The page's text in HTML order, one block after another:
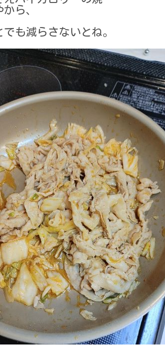
ら、
でも減らさないとね。